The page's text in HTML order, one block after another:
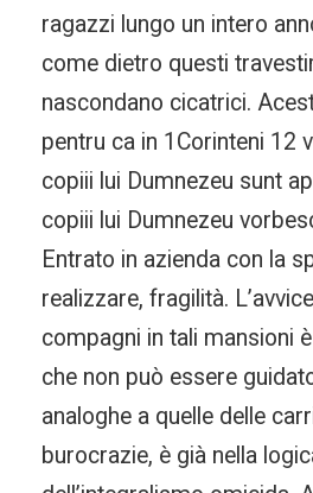
ragazzi lungo un intero
come dietro questi
nascondano cicatrici.
pentru ca in 1Corinteni 12
copiii lui Dumnezeu sunt
copiii lui Dumnezeu
Entrato in azienda con la
realizzare, fragilità.
compagni in tali mansioni
che non può essere
analoghe a quelle delle
burocrazie, è già nella